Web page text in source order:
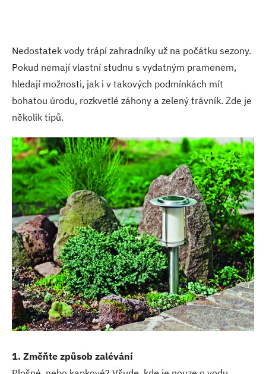
Nedostatek vody trápí zahradníky už na počátku sezony.
Pokud nemají vlastní studnu s vydatným pramenem,
hledají možnosti, jak i v takových podmínkách mít
bohatou úrodu, rozkvetlé záhony a zelený trávník. Zde je
několik tipů.
1. Změňte způsob zalévání